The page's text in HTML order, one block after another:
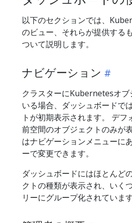
以下のセクションでは、
のビュー、それらが提供する
ついて説明します。
ナビゲーション
クラスターにKubernetesオブ
いる場合、ダッシュボードで
トが初期表示されます。 デフ
前空間のオブジェクトのみが
はナビゲーションメニューに
ーで変更できます。
ダッシュボードにはほとんど
クトの種類が表示され、いく
リーにグループ化されています